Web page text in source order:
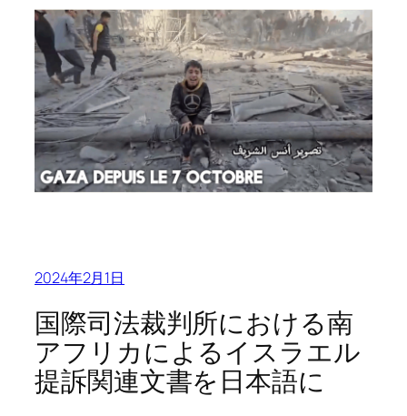
2024年2月1日
国際司法裁判所における南
アフリカによるイスラエル
提訴関連文書を日本語に